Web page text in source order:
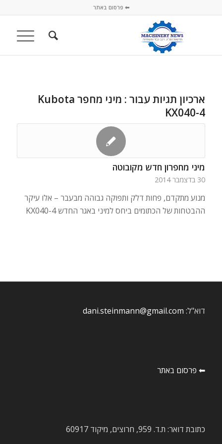
⬅ פרסום באתר
ארכיון תגיות עבור :
מיני מחפר Kubota
KX040-4
מיני מחפרון חדש מקובוטה
30 בדצמבר 2014
מנוע מתקדם, פחות דלק ותפוקה גבוהה מבעבר – אלו עיקר
ההבטחות של הכתומים ביחס למיני באגר החדש KX040-4
דוא"ל: dani.steinmann@gmail.com
⬅ פרסום באתר
כתובת דואר: ת.ד. 959, חרוצים, מיקוד 60917